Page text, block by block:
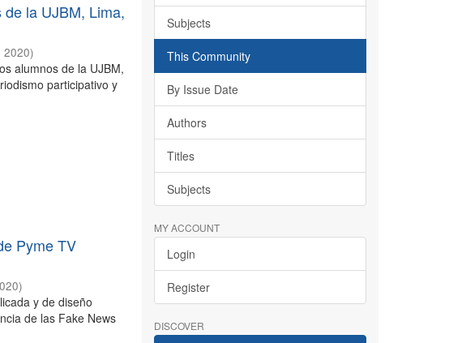
la UJBM, Lima,
2020)
alumnos de la UJBM,
participativo y
Pyme TV
)
y de diseño
de las Fake News
Subjects
This Community
By Issue Date
Authors
Titles
Subjects
MY ACCOUNT
Login
Register
DISCOVER